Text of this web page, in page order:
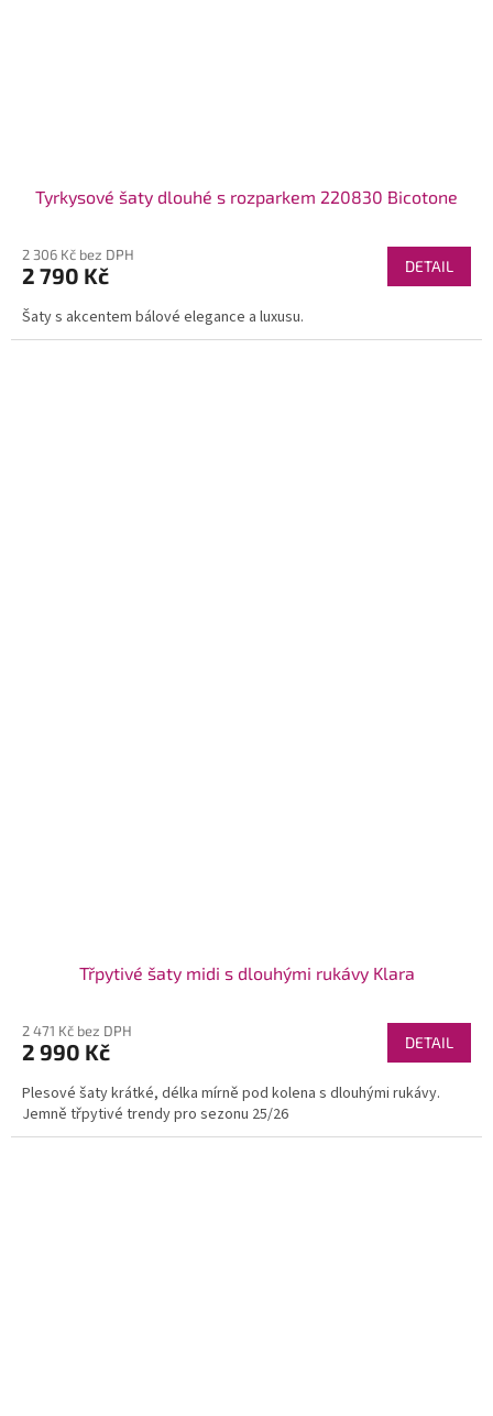
Tyrkysové šaty dlouhé s rozparkem 220830 Bicotone
2 306 Kč bez DPH
2 790 Kč DETAIL
Šaty s akcentem bálové elegance a luxusu.
Třpytivé šaty midi s dlouhými rukávy Klara
2 471 Kč bez DPH
2 990 Kč DETAIL
Plesové šaty krátké, délka mírně pod kolena s dlouhými rukávy.
Jemně třpytivé trendy pro sezonu 25/26